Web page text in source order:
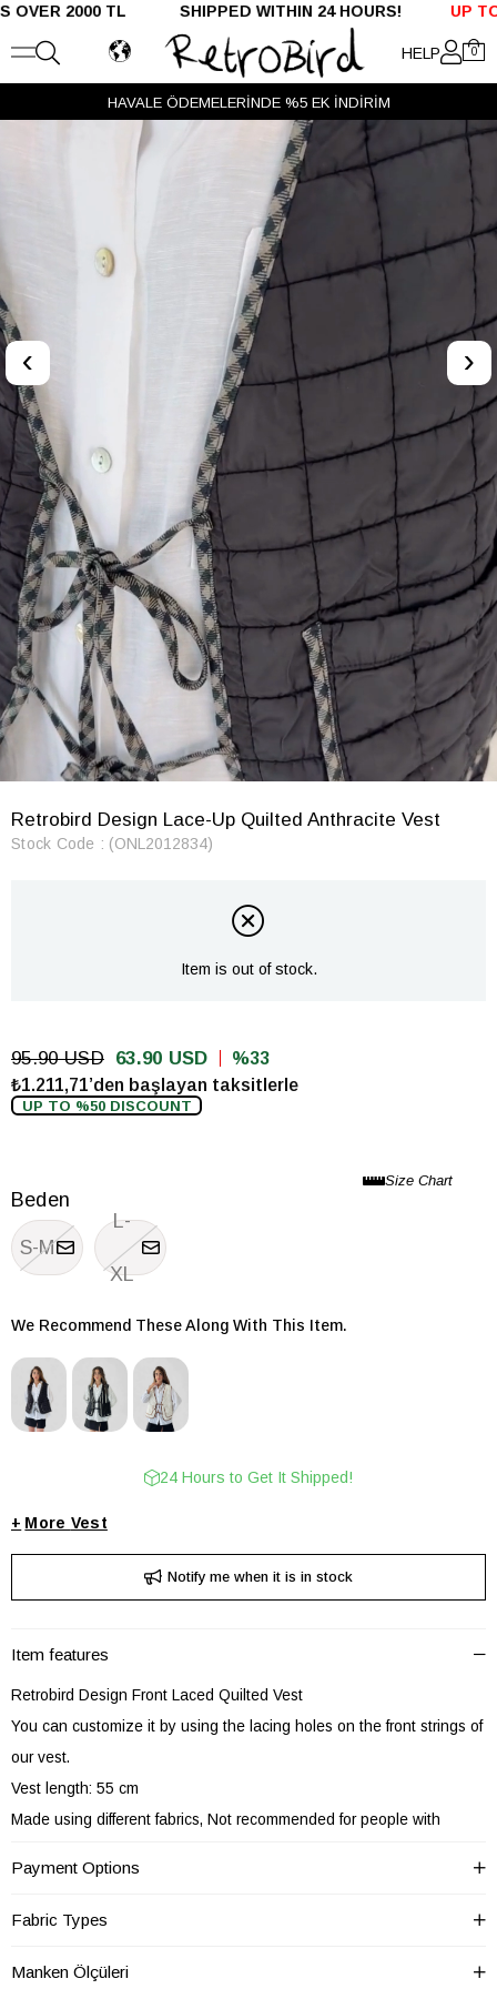
2000 TL SHIPPED WITHIN 24 HOURS!UP TO %50
HELP 0
HAVALE ÖDEMELERİNDE %5 EK İNDİRİM
‹ ›
Retrobird Design Lace-Up Quilted Anthracite Vest
Stock Code (ONL2012834)
Item is out of stock.
95.90 USD 63.90 USD
33
₺1.211,71’den başlayan taksitlerle
UP TO %50 DISCOUNT
Beden
S-M
L-
XL
We Recommend These Along With This Item.
24 Hours to Get It Shipped!
+ Vest
Notify me when it is in stock
Item features
Retrobird Design Front Laced Quilted Vest
You can customize it by using the lacing holes on the front strings of
our vest.
Vest length: 55 cm
Made using different fabrics, Not recommended for people with
Made of 60% cotton, 40% polyester woven fabric combination, You
can use it in spring and winter.
Payment Options
Fabric Types
Manken Ölçüleri